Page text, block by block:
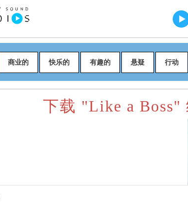
商业的 快乐的 有趣的 悬疑 行动
下载 "Like a Boss"